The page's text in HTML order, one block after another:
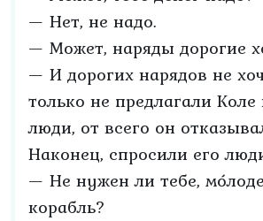
— Нет, не надо.
— Может, наряды дорогие
— И дорогих нарядов не
только не предлагали
люди, от всего он
Наконец, спросили его
— Не нужен ли тебе,
корабль?